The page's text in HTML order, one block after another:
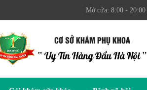
Mở cửa: 8:00 - 20:00
CƠ SỞ KHÁM PHỤ KHOA
“ Uy Tín Hàng Đầu Hà Nội ”